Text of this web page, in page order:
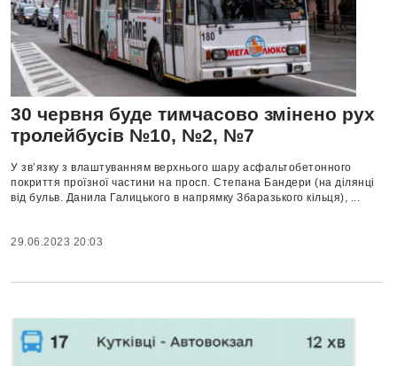
30 червня буде тимчасово змінено рух
тролейбусів №10, №2, №7
У зв’язку з влаштуванням верхнього шару асфальтобетонного
покриття проїзної частини на просп. Степана Бандери (на ділянці
від бульв. Данила Галицького в напрямку Збаразького кільця), ...
29.06.2023 20:03